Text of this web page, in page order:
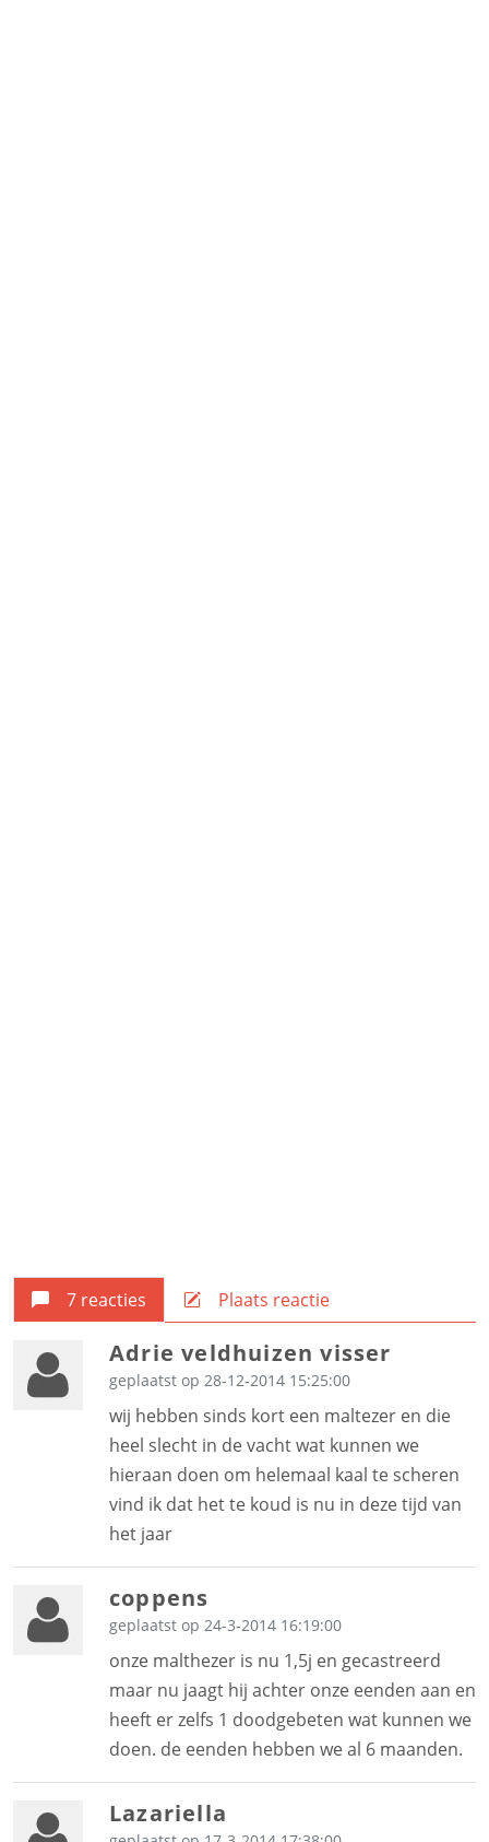
7 reacties Plaats reactie
Adrie veldhuizen visser
geplaatst op 28-12-2014 15:25:00
wij hebben sinds kort een maltezer en die
heel slecht in de vacht wat kunnen we
hieraan doen om helemaal kaal te scheren
vind ik dat het te koud is nu in deze tijd van
het jaar
coppens
geplaatst op 24-3-2014 16:19:00
onze malthezer is nu 1,5j en gecastreerd
maar nu jaagt hij achter onze eenden aan en
heeft er zelfs 1 doodgebeten wat kunnen we
doen. de eenden hebben we al 6 maanden.
Lazariella